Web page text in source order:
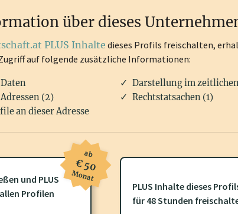
es zusätzliche wirtschaft.at PLUS Inhaltedie Sie
sich ein um diese Inhalte zu sehen.
über dieses
PLUS Inhaltedieses Profils freischalten,
auf folgende zusätzliche Informationen:
Darstellung im
(2)
Rechtstatsachen (1)
an dieser Adresse
und PLUS
Profilen
ab
€ 50
Monat
PLUS Inhalte dieses
für 48 Stunden